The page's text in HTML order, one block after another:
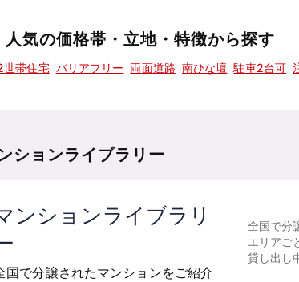
人気の価格帯・立地・特徴から探す
世帯住宅 バリアフリー 両面道路 南ひな壇 駐車2台可
ションライブラリー
ンションライブラリ
国で分譲されたマンションをご紹介
全国で分
エリアご
貸し出し